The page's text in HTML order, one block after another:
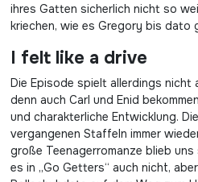
ihres Gatten sicherlich nicht so
kriechen, wie es Gregory bis dato
I felt like a drive
Die Episode spielt allerdings nicht
denn auch Carl und Enid
und charakterliche Entwicklung.
vergangenen Staffeln immer
große Teenagerromanze blieb
es in „Go Getters“ auch nicht,